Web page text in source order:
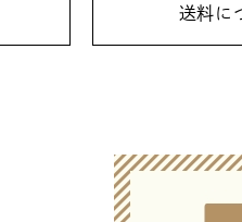
送料に